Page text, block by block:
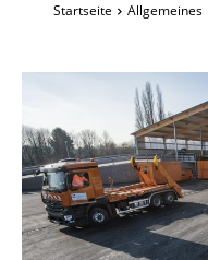
Startseite Allgemeines